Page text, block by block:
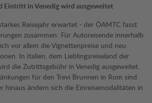
Eintritt in Venedig wird ausgeweitet
Reisejahr erwartet - der ÖAMTC fasst
zusammen: Für Autoreisende innerhalb
vor allem die Vignettenpreise und neu
In Italien, dem Lieblingsreiseland der
die Zutrittsgebühr in Venedig ausgeweitet.
für den Trevi Brunnen in Rom sind
hinaus ändern sich die Einreisemodalitäten in